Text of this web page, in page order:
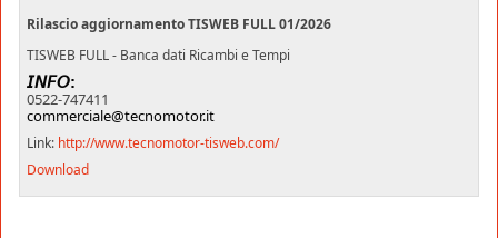
Rilascio aggiornamento TISWEB FULL 01/2026
TISWEB FULL - Banca dati Ricambi e Tempi
𝘐𝘕𝘍𝘖:
0522-747411
commerciale@tecnomotor.it
Link: http://www.tecnomotor-tisweb.com/
Download